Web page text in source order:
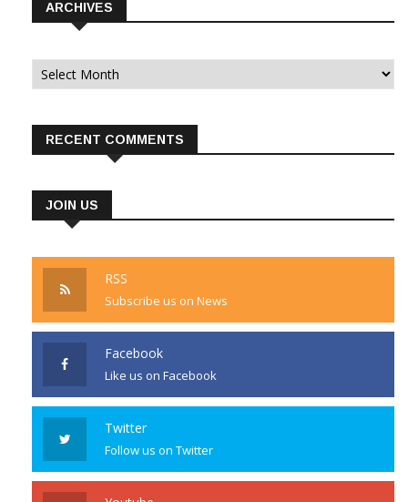
ARCHIVES
Archives
RECENT COMMENTS
JOIN US
RSS
Subscribe us on News
Facebook
Like us on Facebook
Twitter
Follow us on Twitter